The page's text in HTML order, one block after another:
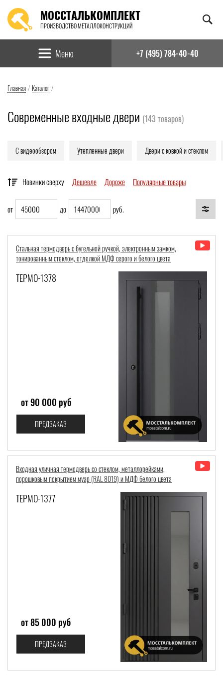
МОССТАЛЬКОМПЛЕКТ
ПРОИЗВОДСТВО МЕТАЛЛОКОНСТРУКЦИЙ
Найти:
Меню +7 (495) 784-40-40
Главная / Каталог /
Современные входные двери (143 товаров)
С видеообзором Утепленные двери Двери с ковкой и стеклом
Новинки сверху Дешевле Дороже Популярные товары
от до руб.
Терморазрыв Со скидкой
Стальная термодверь с бугельной ручкой, электронным замком,
тонированным стеклом, отделкой МДФ серого и белого цвета
ТЕРМО-1378
от 90 000 руб
ПРЕДЗАКАЗ
Входная уличная термодверь со стеклом, металлорейками,
порошковым покрытием муар (RAL 8019) и МДФ белого цвета
ТЕРМО-1377
от 85 000 руб
ПРЕДЗАКАЗ